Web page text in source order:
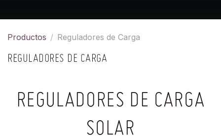
Productos Reguladores de Carga
REGULADORES DE CARGA
REGULADORES DE CARGA
SOLAR